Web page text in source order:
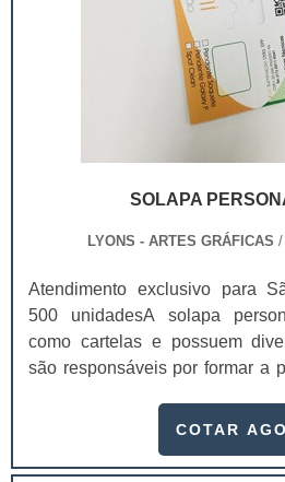
SOLAPA
LYONS - ARTES GRÁFICAS /
Atendimento exclusivo para
500 unidadesA solapa
como cartelas e possuem
são responsáveis por formar a
possível aumentar as
material. Contar com uma
COTAR